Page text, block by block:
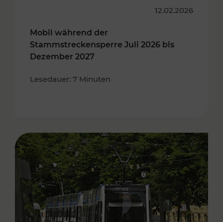
12.02.2026
Mobil während der
Stammstreckensperre Juli 2026 bis
Dezember 2027
Lesedauer: 7 Minuten